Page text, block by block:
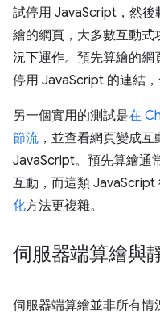
試停用 JavaScript，然
繪的網頁，大多數互動
況下運作。預先算繪的網
停用 JavaScript 的連結
另一個實用的測試是在
節流 ，並查看網頁變成
JavaScript。預先算繪通
互動，而這類 JavaScript
化方法更複雜。
伺服器端算繪與
伺服器端算繪並非所有